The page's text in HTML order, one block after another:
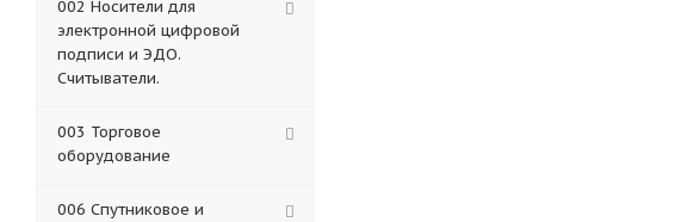
002 Носители для
электронной цифровой
подписи и ЭДО.
Считыватели.
003 Торговое
оборудование
006 Спутниковое и